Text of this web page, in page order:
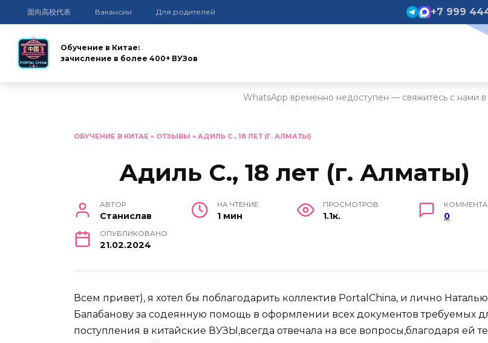
面向高校代表 Вакансии Для родителей +7 999
Обучение в Китае:
зачисление в более 400+ ВУЗов
WhatsApp временно недоступен — свяжитесь с нами в
ОБУЧЕНИЕ В КИТАЕ » ОТЗЫВЫ » АДИЛЬ С., 18 ЛЕТ (Г. АЛМАТЫ)
Адиль С., 18 лет (г. Алматы)
АВТОР
Станислав
НА ЧТЕНИЕ
1 мин
ПРОСМОТРОВ
1.1к. 0
ОПУБЛИКОВАНО
21.02.2024
Всем привет), я хотел бы поблагодарить коллектив PortalChina, и лично Наталью
Балабанову за содеянную помощь в оформлении всех документов требуемых
поступления в китайские ВУЗЫ,всегда отвечала на все вопросы,благодаря ей